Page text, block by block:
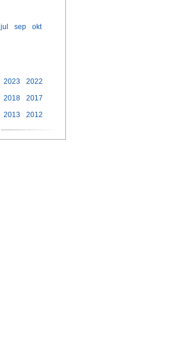
jul sep
okt
2023
2022
2018
2017
2013 2012